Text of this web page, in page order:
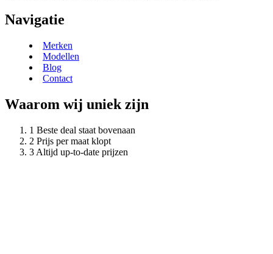
Navigatie
Merken
Modellen
Blog
Contact
Waarom wij uniek zijn
Beste deal staat bovenaan
Prijs per maat klopt
Altijd up-to-date prijzen